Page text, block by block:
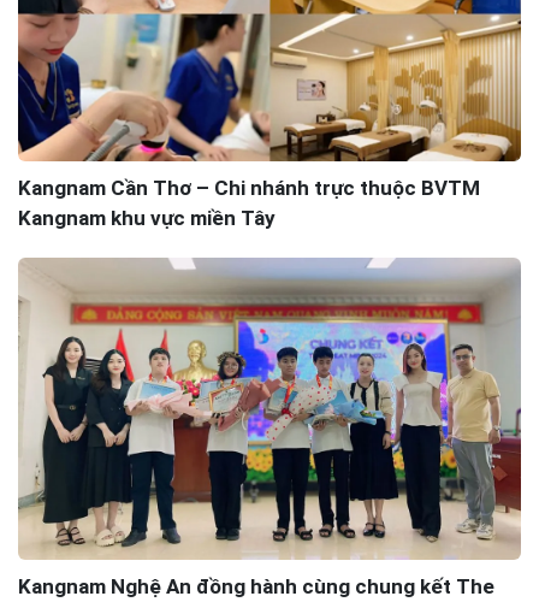
Kangnam Cần Thơ – Chi nhánh trực thuộc BVTM
Kangnam khu vực miền Tây
Kangnam Nghệ An đồng hành cùng chung kết The